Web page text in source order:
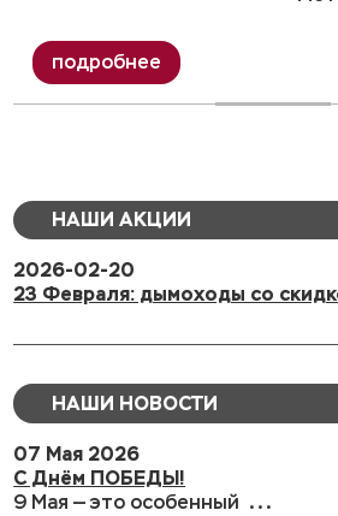
НАШИ АКЦИИ
2026-02-20
23 Февраля: дымоходы со
НАШИ НОВОСТИ
07 Мая 2026
С Днём ПОБЕДЫ!
9 Мая — это особенный ...